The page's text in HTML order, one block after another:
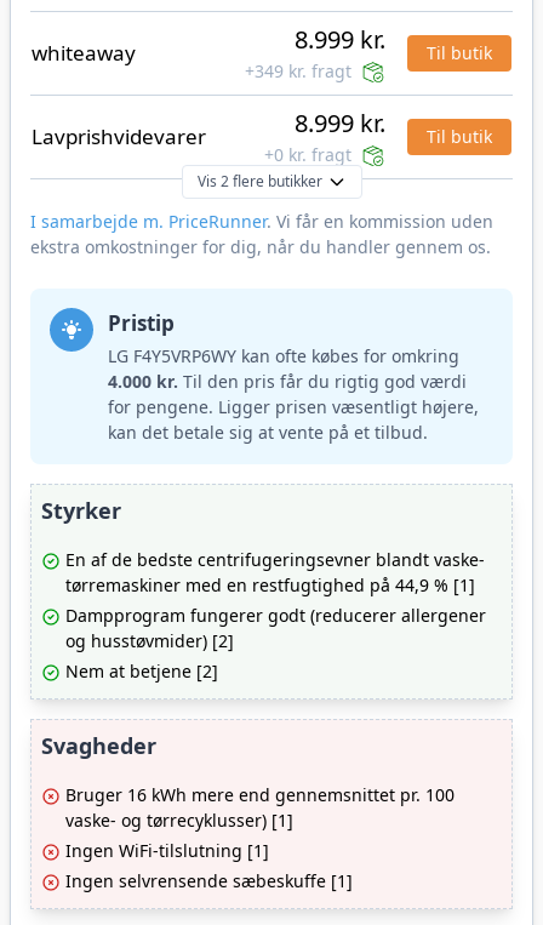
whiteaway 8.999 kr.
+349 kr. fragt
Til butik
Lavprishvidevarer 8.999 kr.
+0 kr. fragt
Til butik
Vis 2 flere butikker
I samarbejde m. PriceRunner. Vi får en kommission uden
ekstra omkostninger for dig, når du handler gennem os.
Pristip
LG F4Y5VRP6WY kan ofte købes for omkring
4.000 kr. Til den pris får du rigtig god værdi
for pengene. Ligger prisen væsentligt højere,
kan det betale sig at vente på et tilbud.
Styrker
En af de bedste centrifugeringsevner blandt vaske-
tørremaskiner med en restfugtighed på 44,9 % [1]
Dampprogram fungerer godt (reducerer allergener
og husstøvmider) [2]
Nem at betjene [2]
Svagheder
Bruger 16 kWh mere end gennemsnittet pr. 100
vaske- og tørrecyklusser) [1]
Ingen WiFi-tilslutning [1]
Ingen selvrensende sæbeskuffe [1]